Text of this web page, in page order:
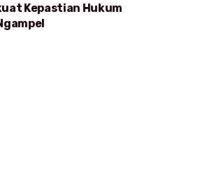
Kepastian Hukum